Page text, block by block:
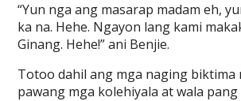
“Yun nga ang masarap madam eh,
ka na. Hehe. Ngayon lang kami
Ginang. Hehe!” ani Benjie.
Totoo dahil ang mga naging biktima
pawang mga kolehiyala at wala pang